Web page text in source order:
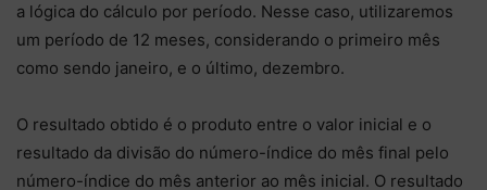
a lógica do cálculo por período. Nesse caso, utilizaremos
um período de 12 meses, considerando o primeiro mês
como sendo janeiro, e o último, dezembro.
O resultado obtido é o produto entre o valor inicial e o
resultado da divisão do número-índice do mês final pelo
número-índice do mês anterior ao mês inicial. O resultado